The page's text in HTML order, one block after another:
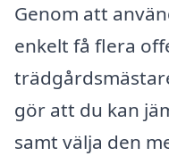
Genom att
enkelt få flera
gör att du kan
samt välja den